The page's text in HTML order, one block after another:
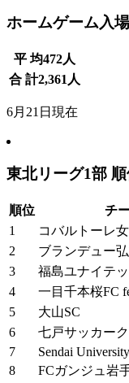
ホームゲーム入
平 均472人
合 計2,361 人
6月21日現在
東北リーグ1部
順位 チ
1
コバルトーレ女
2
ブランデュー
3
福島ユナイテ
4
一目千本桜FC
5
大山SC
6
七戸サッカー
7
Sendai
8
FCガンジュ岩